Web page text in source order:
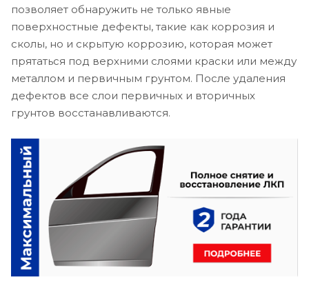
позволяет обнаружить не только явные
поверхностные дефекты, такие как коррозия и
сколы, но и скрытую коррозию, которая может
прятаться под верхними слоями краски или между
металлом и первичным грунтом. После удаления
дефектов все слои первичных и вторичных
грунтов восстанавливаются.